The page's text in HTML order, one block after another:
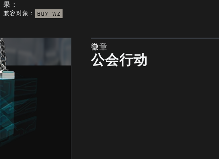
果：
兼容对象： BO7 WZ
徽章
公会行动